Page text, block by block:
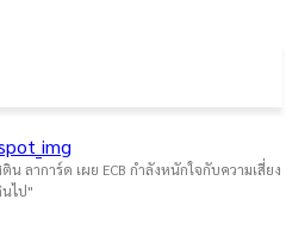
น ลาการ์ด เผย ECB กำลังหนักใจกับความเสี่ยง
นไป"